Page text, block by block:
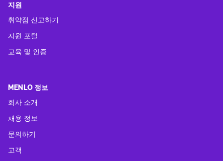
지원
취약점 신고하기
지원 포털
교육 및 인증
MENLO 정보
회사 소개
채용 정보
문의하기
고객